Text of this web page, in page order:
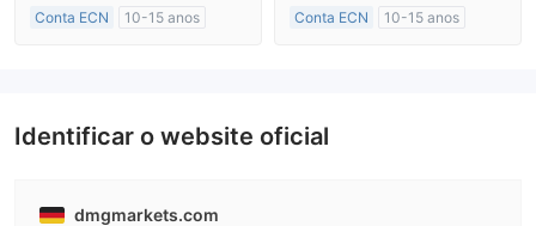
Conta ECN
10-15 anos
Conta ECN
10-15 anos
Identificar o website oficial
dmgmarkets.com